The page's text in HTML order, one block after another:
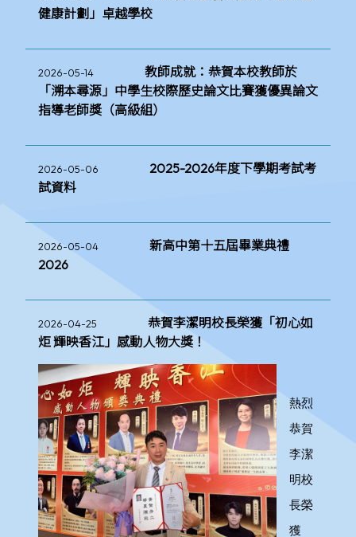
健康計劃」卓越學校
2026-05-14
教師成就：恭賀本校教師於
「溯本尋源」中學生校際歷史論文比賽獲優異論文
指導老師獎（高級組）
2026-05-06
2025-2026年度下學期考試考
試資料
2026-05-04
新高中第十五屆畢業典禮
2026
2026-04-25
恭賀李潔明校長榮獲「初心如
炬 輝映香江」感動人物大獎！
熱烈
恭賀
李潔
明校
長榮
獲